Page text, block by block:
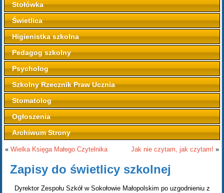
Stołówka
Świetlica
Higienistka szkolna
Pedagog szkolny
Psycholog
Szkolny Rzecznik Praw Ucznia
Stomatolog
Ogłoszenia
Archiwum Strony
«Wielka Księga Małego Czytelnika Jak nie czytam, jak czytam! »
Zapisy do świetlicy szkolnej
Dyrektor Zespołu Szkół w Sokołowie Małopolskim po uzgodnieniu z